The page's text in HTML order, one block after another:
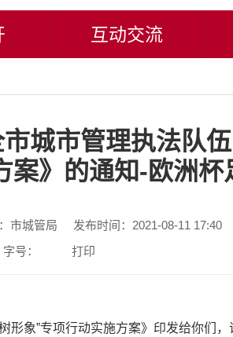
互动交流
城市管理执法队
案》的通知-欧洲杯
市城管局
发布时间：2021-08-11 17:40
字号：
打印
形象”专项行动实施方案》 印发给你们，